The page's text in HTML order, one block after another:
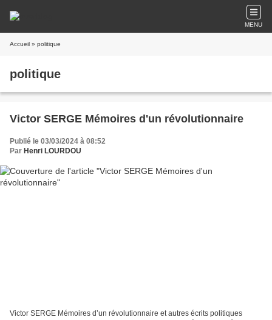
MENU
Accueil » politique
politique
Victor SERGE Mémoires d'un révolutionnaire
Publié le 03/03/2024 à 08:52
Par Henri LOURDOU
Victor SERGE Mémoires d’un révolutionnaire et autres écrits politiques